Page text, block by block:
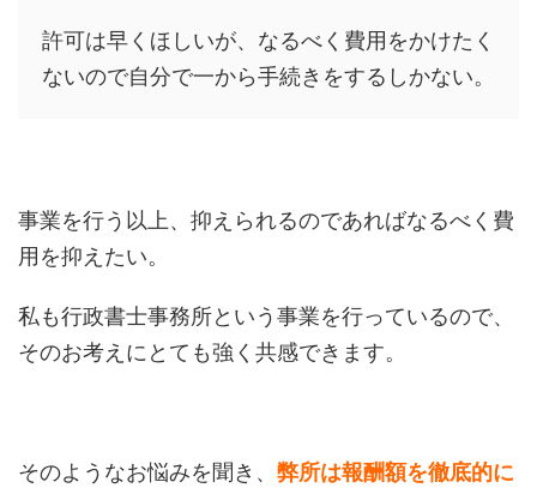
許可は早くほしいが、なるべく費用をかけたく
ないので自分で一から手続きをするしかない。
事業を行う以上、抑えられるのであればなるべく費
用を抑えたい。
私も行政書士事務所という事業を行っているので、
そのお考えにとても強く共感できます。
そのようなお悩みを聞き、 弊所は報酬額を徹底的に